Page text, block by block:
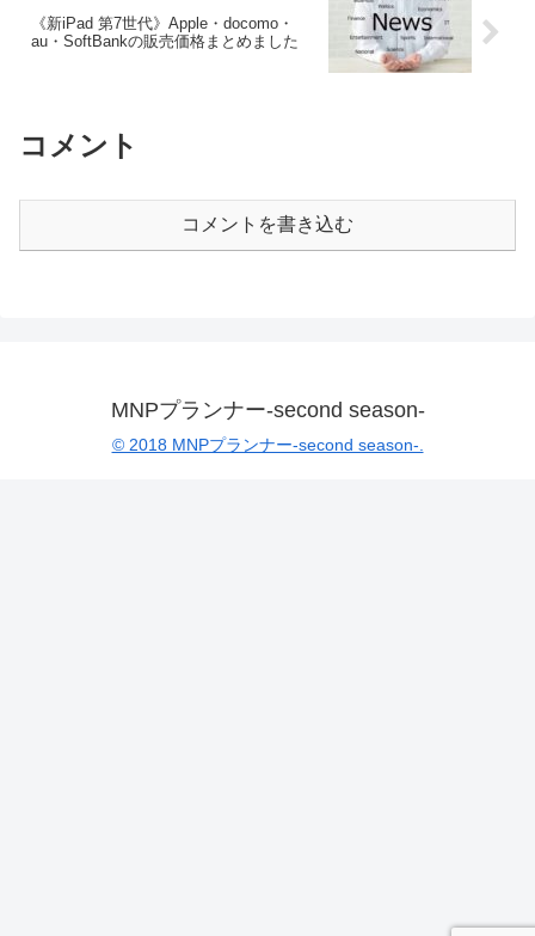
《新iPad 第7世代》Apple・docomo・
au・SoftBankの販売価格まとめました
コメント
コメントを書き込む
MNPプランナー-second season-
© 2018 MNPプランナー-second season-.